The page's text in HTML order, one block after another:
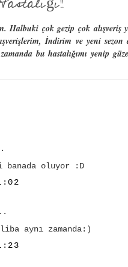
çok gezip çok alışveriş
İndirim ve yeni sezon
bu hastalığımı yenip
oluyor :D
aynı zamanda:)